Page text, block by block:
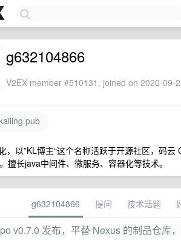
g632104866
V2EX member #510131, joined on 2020-09-
，以”KL博主“这个名称活跃于开源社区，码
擅长java中间件、微服务、容器化等技术。
g632104866 提问 技术话题
v0.7.0 发布，平替 Nexus 的制品仓库